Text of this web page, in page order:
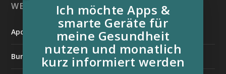
WEITERE INFORMATIONSQUELLEN:
Apotheken Umschau
Bundesverband der Organtransplantierten e.V.
Ich möchte Apps &
smarte Geräte für
meine Gesundheit
nutzen und monatlich
kurz informiert werden